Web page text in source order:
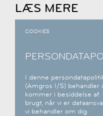
LÆS MERE
COOKIES
I denne
(Amgros I/S) behandler
kommer i besiddelse
brugt, når vi er
vi behandler om dig.